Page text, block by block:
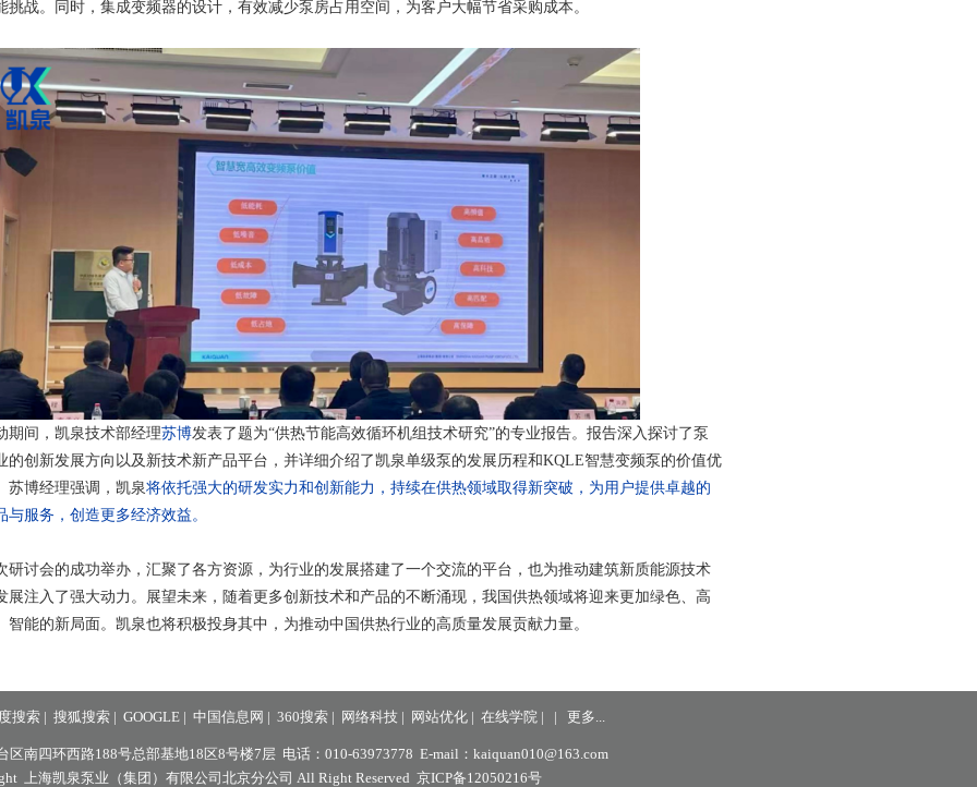
挑战。同时，集成变频器的设计，有效减少泵房占用空间，为客户大幅节省采购成本。
期间，凯泉技术部经理苏博发表了题为“供热节能高效循环机组技术研究”的专业报告。报告深入探讨了泵
的创新发展方向以及新技术新产品平台，并详细介绍了凯泉单级泵的发展历程和KQLE智慧变频泵的价值优
苏博经理强调，凯泉将依托强大的研发实力和创新能力，持续在供热领域取得新突破，为用户提供卓越的
与服务，创造更多经济效益。
研讨会的成功举办，汇聚了各方资源，为行业的发展搭建了一个交流的平台，也为推动建筑新质能源技术
展注入了强大动力。展望未来，随着更多创新技术和产品的不断涌现，我国供热领域将迎来更加绿色、高
智能的新局面。凯泉也将积极投身其中，为推动中国供热行业的高质量发展贡献力量。
搜索| 搜狐搜索| GOOGLE| 中国信息网 | 360搜索| 网络科技| 网站优化| 在线学院| | 更多...
区南四环西路188号总部基地18区8号楼7层 电话：010-63973778 E-mail：kaiquan010@163.com
上海凯泉泵业（集团）有限公司北京分公司 All Right Reserved 京ICP备12050216号